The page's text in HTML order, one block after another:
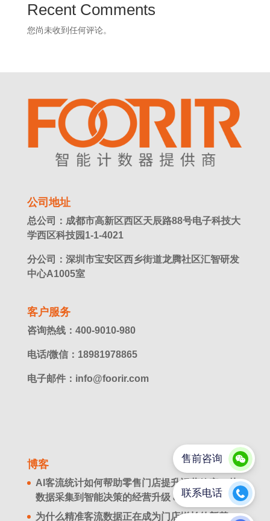
Recent Comments
您尚未收到任何评论。
公司地址
总公司：成都市高新区西区天辰路88号电子科技大
学西区科技园1-1-4021
分公司：深圳市宝安区西乡街道龙腾社区汇智研发
中心A1005室
客户服务
咨询热线：400-9010-980
电话/微信：18981978865
电子邮件：info@foorir.com
博客
AI客流统计如何帮助零售门店提升运营效率？从
数据采集到智能决策的经营升级 8 月 8. 2026
为什么精准客流数据正在成为门店增长的新基